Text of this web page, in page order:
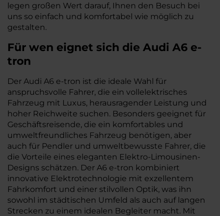
legen großen Wert darauf, Ihnen den Besuch bei
uns so einfach und komfortabel wie möglich zu
gestalten.
Für wen eignet sich die Audi A6 e-
tron
Der Audi A6 e-tron ist die ideale Wahl für
anspruchsvolle Fahrer, die ein vollelektrisches
Fahrzeug mit Luxus, herausragender Leistung und
hoher Reichweite suchen. Besonders geeignet für
Geschäftsreisende, die ein komfortables und
umweltfreundliches Fahrzeug benötigen, aber
auch für Pendler und umweltbewusste Fahrer, die
die Vorteile eines eleganten Elektro-Limousinen-
Designs schätzen. Der A6 e-tron kombiniert
innovative Elektrotechnologie mit exzellentem
Fahrkomfort und einer stilvollen Optik, was ihn
sowohl im städtischen Umfeld als auch auf langen
Strecken zu einem idealen Begleiter macht. Mit